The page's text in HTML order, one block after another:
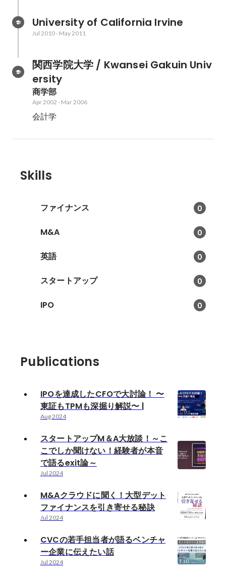
University of California Irvine
Jul 2010- May 2011
関西学院大学 / Kwansei Gakuin Univ
ersity
商学部
Apr 2002 - Mar 2006
会計学
Skills
ファイナンス 0
M&A 0
英語 0
スタートアップ 0
IPO 0
Publications
IPOを達成したCFOで大討論！ 〜
東証もTPMも深掘り解説〜 |
Aug 2024
スタートアップM＆A大放談！～こ
こでしか聞けない！経験者が本音
で語るexit論～
Jul 2024
M&Aクラウドに聞く！大型デット
ファイナンスを引き寄せる秘訣
Jul 2024
CVCの若手担当者が語るベンチャ
ー企業に伝えたい話
Jul 2024